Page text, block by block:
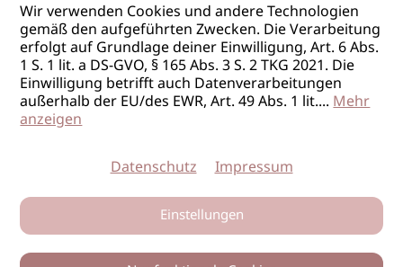
Wir verwenden Cookies und andere Technologien
gemäß den aufgeführten Zwecken. Die Verarbeitung
erfolgt auf Grundlage deiner Einwilligung, Art. 6 Abs.
1 S. 1 lit. a DS-GVO, § 165 Abs. 3 S. 2 TKG 2021. Die
Einwilligung betrifft auch Datenverarbeitungen
außerhalb der EU/des EWR, Art. 49 Abs. 1 lit....Mehr
anzeigen
Datenschutz Impressum
Einstellungen